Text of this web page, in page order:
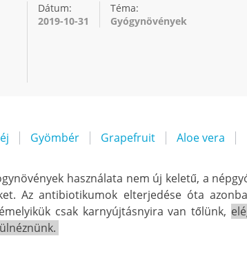
Dátum:
2019-10-31
Téma:
Gyógynövények
Gyömbér Grapefruit Aloe vera
használata nem új keletű, a
Az antibiotikumok elterjedése óta
csak karnyújtásnyira van tőlünk,